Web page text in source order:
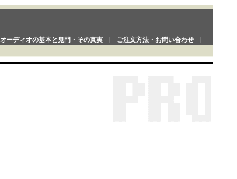
オーディオの基本と鬼門・その真実| ご注文方法・お問い合わせ|